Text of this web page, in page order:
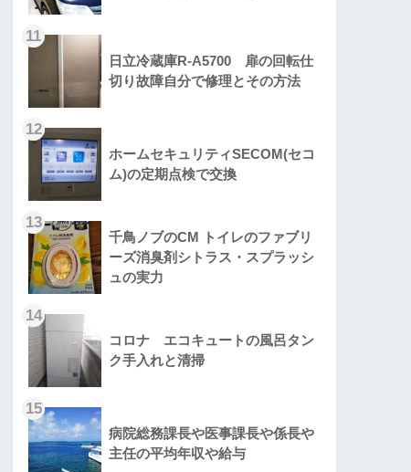
11
日立冷蔵庫R-A5700 扉の回転仕
切り故障自分で修理とその方法
12
ホームセキュリティSECOM(セコ
ム)の定期点検で交換
13
千鳥ノブのCM トイレのファブリ
ーズ消臭剤シトラス・スプラッシ
ュの実力
14
コロナ エコキュートの風呂タン
ク手入れと清掃
15
病院総務課長や医事課長や係長や
主任の平均年収や給与